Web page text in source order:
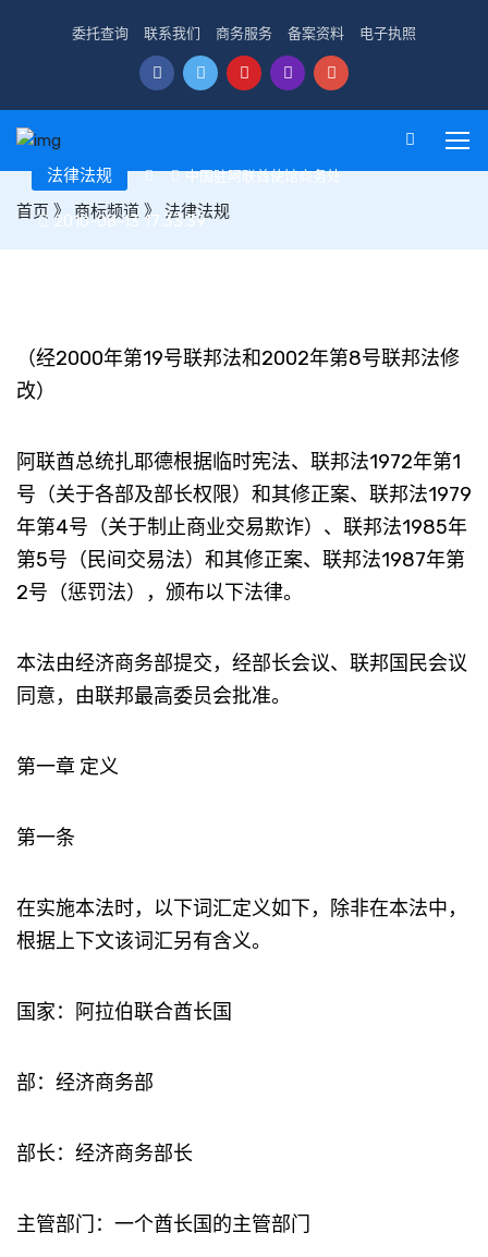
委托查询 联系我们 商务服务 备案资料 电子执照
首页 》 商标频道 》 法律法规
法律法规 中国驻阿联酋使馆商务处
2010-08-13 17:33:39
（经2000年第19号联邦法和2002年第8号联邦法修
改）
阿联酋总统扎耶德根据临时宪法、联邦法1972年第1
号（关于各部及部长权限）和其修正案、联邦法1979
年第4号（关于制止商业交易欺诈）、联邦法1985年
第5号（民间交易法）和其修正案、联邦法1987年第
2号（惩罚法），颁布以下法律。
本法由经济商务部提交，经部长会议、联邦国民会议
同意，由联邦最高委员会批准。
第一章 定义
第一条
在实施本法时，以下词汇定义如下，除非在本法中，
根据上下文该词汇另有含义。
国家：阿拉伯联合酋长国
部：经济商务部
部长：经济商务部长
主管部门：一个酋长国的主管部门